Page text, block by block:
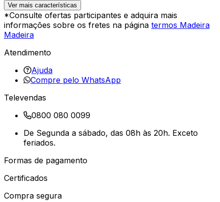
Ver mais características
*Consulte ofertas participantes e adquira mais
informações sobre os fretes na página termos Madeira
Madeira
Atendimento
Ajuda
Compre pelo WhatsApp
Televendas
0800 080 0099
De Segunda a sábado, das 08h às 20h. Exceto
feriados.
Formas de pagamento
Certificados
Compra segura